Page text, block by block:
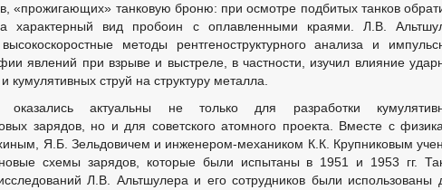
«прожигающих» танковую броню: при осмотре подбитых танков
характерный вид пробоин с оплавленными краями. Л.В.
методы рентгеноструктурного анализа и
явлений при взрыве и выстреле, в частности, изучил влияние
кумулятивных струй на структуру металла.
актуальны не только для разработки
зарядов, но и для советского атомного проекта. Вместе с
Я.Б. Зельдовичем и инженером-механиком К.К. Крупниковым
схемы зарядов, которые были испытаны в 1951 и 1953 гг.
Л.В. Альтшулера и его сотрудников были использованы